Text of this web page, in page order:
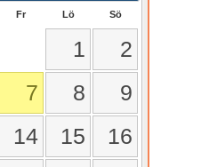
Fr Lö Sö
1
2
7 8
9
14 15
16